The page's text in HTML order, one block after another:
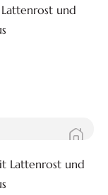
Lattenrost und
Lattenrost und